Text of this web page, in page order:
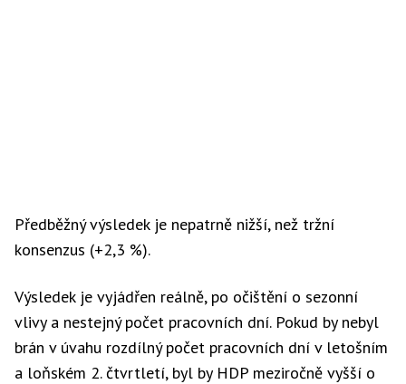
Předběžný výsledek je nepatrně nižší, než tržní
konsenzus (+2,3 %).
Výsledek je vyjádřen reálně, po očištění o sezonní
vlivy a nestejný počet pracovních dní. Pokud by nebyl
brán v úvahu rozdílný počet pracovních dní v letošním
a loňském 2. čtvrtletí, byl by HDP meziročně vyšší o